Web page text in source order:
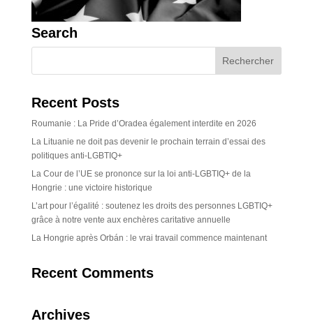
Search
Recent Posts
Roumanie : La Pride d’Oradea également interdite en 2026
La Lituanie ne doit pas devenir le prochain terrain d’essai des
politiques anti-LGBTIQ+
La Cour de l’UE se prononce sur la loi anti-LGBTIQ+ de la
Hongrie : une victoire historique
L’art pour l’égalité : soutenez les droits des personnes LGBTIQ+
grâce à notre vente aux enchères caritative annuelle
La Hongrie après Orbán : le vrai travail commence maintenant
Recent Comments
Archives